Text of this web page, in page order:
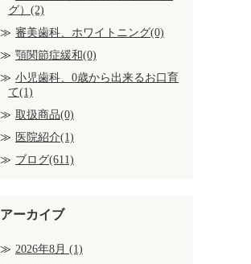
グ）(2)
審美歯科、ホワイトニング(0)
顎関節症緩和(0)
小児歯科、0歳から出来るお口育
て(1)
取扱商品(0)
医院紹介(1)
ブログ(611)
アーカイブ
2026年8月 (1)